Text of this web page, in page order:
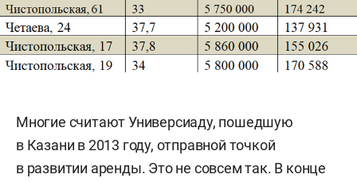
Многие считают Универсиаду, пошедшую
в Казани в 2013 году, отправной точкой
в развитии аренды. Это не совсем так. В конце